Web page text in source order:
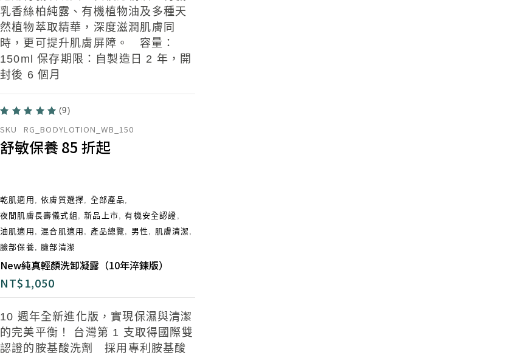
乳香絲柏純露、有機植物油及多種天
然植物萃取精華，深度滋潤肌膚同
時，更可提升肌膚屏障。 容量：
150ml 保存期限：自製造日 2 年，開
封後 6 個月
(9)
SKU RG_BODYLOTION_WB_150
舒敏保養 85 折起
乾肌適用 ,依膚質選擇, 全部產品 ,
夜間肌膚長壽儀式組​ ,新品上市,有機安全認證 ,
油肌適用 ,混合肌適用 , 產品總覽, 男性 , 肌膚清潔 ,
臉部保養,臉部清潔
New純真輕顏洗卸凝露（10年淬鍊版）
NT$1,050
10 週年全新進化版 ， 實現保濕與清潔
的完美平衡！ 台灣第 1 支取得國際雙
認證的胺基酸洗劑採用專利胺基酸